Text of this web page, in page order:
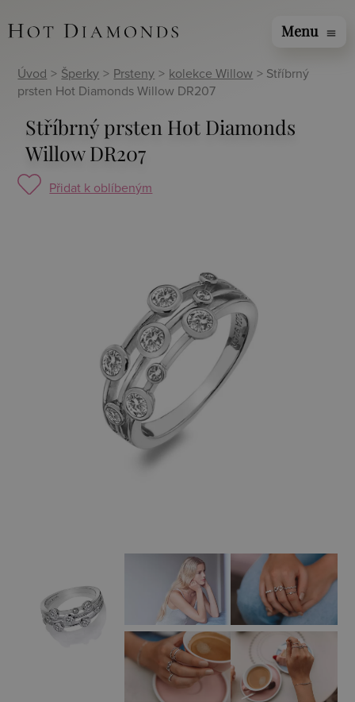
Menu menu
Úvod > Šperky > Prsteny > kolekce Willow > Stříbrný
prsten Hot Diamonds Willow DR207
Stříbrný prsten Hot Diamonds
Willow DR207
Přidat k oblíbeným